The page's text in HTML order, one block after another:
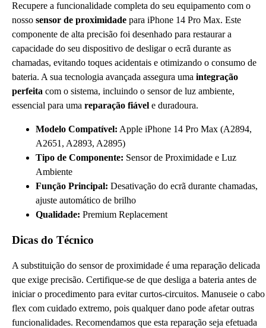
Recupere a funcionalidade completa do seu equipamento com o
nosso sensor de proximidade para iPhone 14 Pro Max. Este
componente de alta precisão foi desenhado para restaurar a
capacidade do seu dispositivo de desligar o ecrã durante as
chamadas, evitando toques acidentais e otimizando o consumo de
bateria. A sua tecnologia avançada assegura uma integração
perfeita com o sistema, incluindo o sensor de luz ambiente,
essencial para uma reparação fiável e duradoura.
Modelo Compatível: Apple iPhone 14 Pro Max (A2894,
A2651, A2893, A2895)
Tipo de Componente: Sensor de Proximidade e Luz
Ambiente
Função Principal: Desativação do ecrã durante chamadas,
ajuste automático de brilho
Qualidade: Premium Replacement
Dicas do Técnico
A substituição do sensor de proximidade é uma reparação delicada
que exige precisão. Certifique-se de que desliga a bateria antes de
iniciar o procedimento para evitar curtos-circuitos. Manuseie o cabo
flex com cuidado extremo, pois qualquer dano pode afetar outras
funcionalidades. Recomendamos que esta reparação seja efetuada